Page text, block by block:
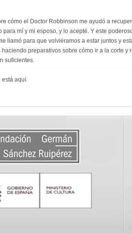
cómo el Doctor Robbinson me ayudó a
mí y mi esposo, y lo acepté. Y este
llamó para que volviéramos a estar juntos y
preparativos sobre cómo ir a la corte y
suficientes.
está aquí.